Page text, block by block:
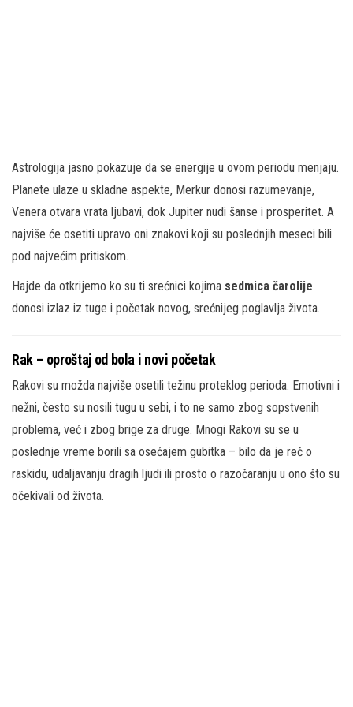
Astrologija jasno pokazuje da se energije u ovom periodu menjaju.
Planete ulaze u skladne aspekte, Merkur donosi razumevanje,
Venera otvara vrata ljubavi, dok Jupiter nudi šanse i prosperitet. A
najviše će osetiti upravo oni znakovi koji su poslednjih meseci bili
pod najvećim pritiskom.
Hajde da otkrijemo ko su ti srećnici kojima sedmica čarolije
donosi izlaz iz tuge i početak novog, srećnijeg poglavlja života.
Rak – oproštaj od bola i novi početak
Rakovi su možda najviše osetili težinu proteklog perioda. Emotivni i
nežni, često su nosili tugu u sebi, i to ne samo zbog sopstvenih
problema, već i zbog brige za druge. Mnogi Rakovi su se u
poslednje vreme borili sa osećajem gubitka – bilo da je reč o
raskidu, udaljavanju dragih ljudi ili prosto o razočaranju u ono što su
očekivali od života.